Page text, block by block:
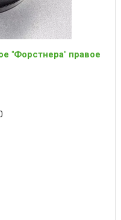
"Форстнера" правое